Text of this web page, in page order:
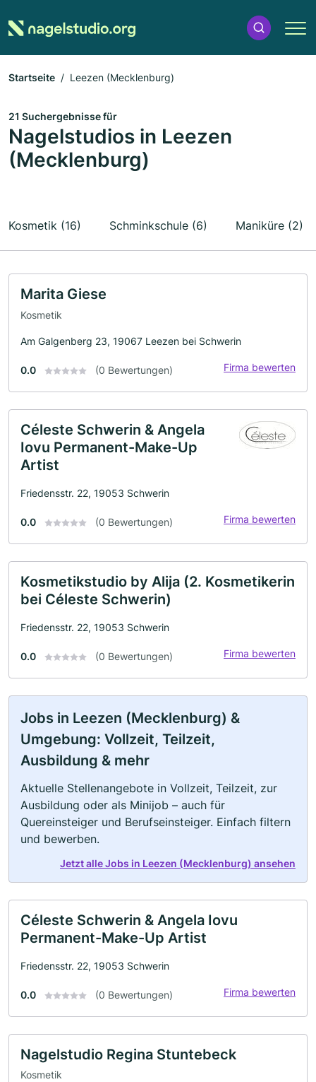
Startseite Leezen (Mecklenburg)
21 Suchergebnisse für
Nagelstudios in Leezen
(Mecklenburg)
Kosmetik (16) Schminkschule (6) Maniküre (2)
Marita Giese
Kosmetik
Am Galgenberg 23, 19067 Leezen bei Schwerin
0.0 (0 Bewertungen) Firma bewerten
Céleste Schwerin & Angela
Iovu Permanent-Make-Up
Artist
Friedensstr. 22, 19053 Schwerin
0.0 (0 Bewertungen) Firma bewerten
Kosmetikstudio by Alija (2. Kosmetikerin
bei Céleste Schwerin)
Friedensstr. 22, 19053 Schwerin
0.0 (0 Bewertungen) Firma bewerten
Jobs in Leezen (Mecklenburg) &
Umgebung: Vollzeit, Teilzeit,
Ausbildung & mehr
Aktuelle Stellenangebote in Vollzeit, Teilzeit, zur
Ausbildung oder als Minijob – auch für
Quereinsteiger und Berufseinsteiger. Einfach filtern
und bewerben.
Jetzt alle Jobs in Leezen (Mecklenburg) ansehen
Céleste Schwerin & Angela Iovu
Permanent-Make-Up Artist
Friedensstr. 22, 19053 Schwerin
0.0 (0 Bewertungen) Firma bewerten
Nagelstudio Regina Stuntebeck
Kosmetik